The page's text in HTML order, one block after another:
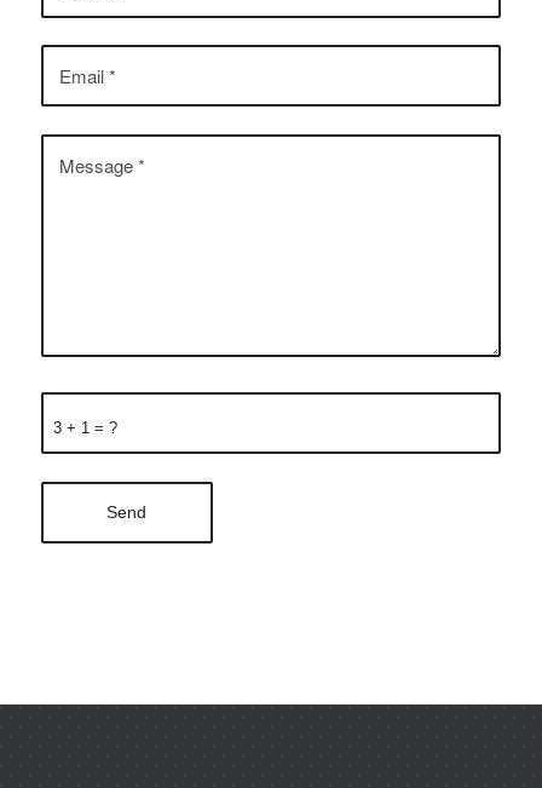
3 + 1 = ?